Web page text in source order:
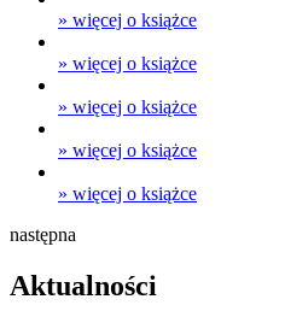
» więcej o książce
» więcej o książce
» więcej o książce
» więcej o książce
» więcej o książce
następna
Aktualności